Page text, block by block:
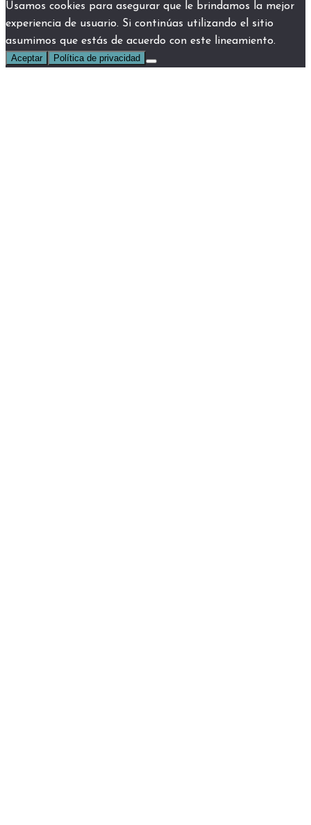
Usamos cookies para asegurar que le brindamos la mejor
experiencia de usuario. Si continúas utilizando el sitio
asumimos que estás de acuerdo con este lineamiento.
Aceptar Política de privacidad